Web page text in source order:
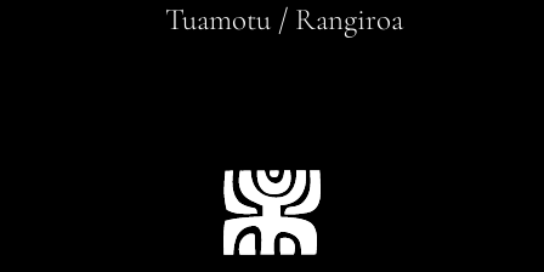
Tuamotu / Rangiroa